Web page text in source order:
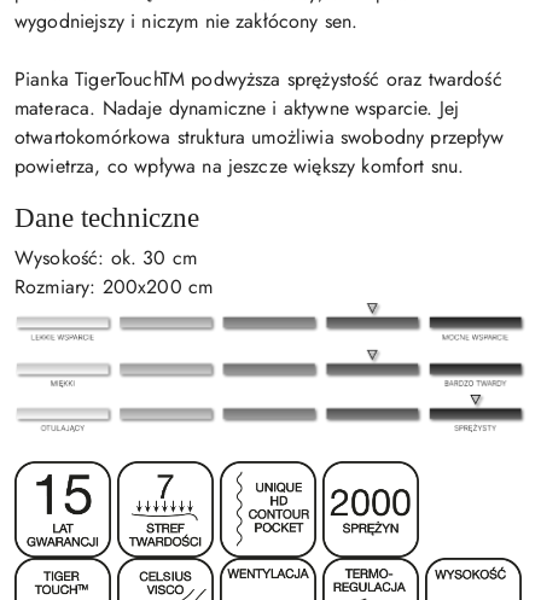
wygodniejszy i niczym nie zakłócony sen.
Pianka TigerTouchTM podwyższa sprężystość oraz twardość
materaca. Nadaje dynamiczne i aktywne wsparcie. Jej
otwartokomórkowa struktura umożliwia swobodny przepływ
powietrza, co wpływa na jeszcze większy komfort snu.
Dane techniczne
Wysokość: ok. 30 cm
Rozmiary: 200x200 cm